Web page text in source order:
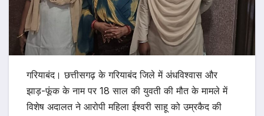
गरियाबंद। छत्तीसगढ़ के गरियाबंद जिले में अंधविश्वास और
झाड़-फूंक के नाम पर 18 साल की युवती की मौत के मामले में
विशेष अदालत ने आरोपी महिला ईश्वरी साहू को उम्रकैद की